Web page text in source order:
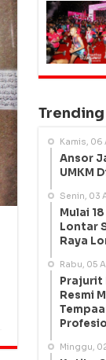
Kamis, 06
Ansor
UMKM
Senin, 03
Mulai
Lontar
Raya
Rabu, 05
Prajurit
Resmi
Minggu,